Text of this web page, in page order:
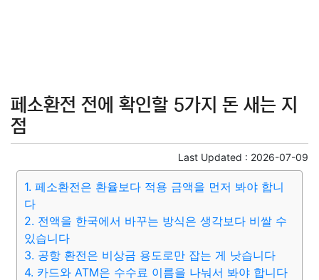
페소환전 전에 확인할 5가지 돈 새는 지
점
Last Updated : 2026-07-09
1. 페소환전은 환율보다 적용 금액을 먼저 봐야 합니
다
2. 전액을 한국에서 바꾸는 방식은 생각보다 비쌀 수
있습니다
3. 공항 환전은 비상금 용도로만 잡는 게 낫습니다
4. 카드와 ATM은 수수료 이름을 나눠서 봐야 합니다